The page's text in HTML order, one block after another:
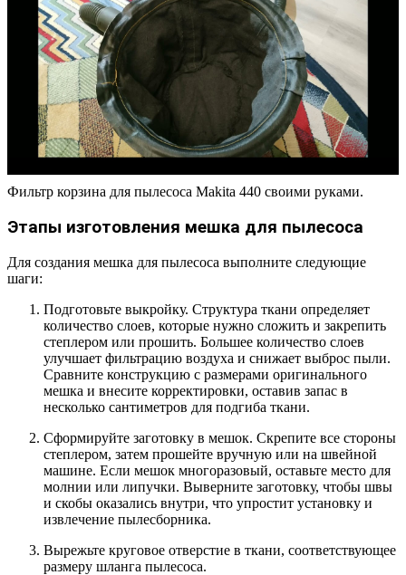
Фильтр корзина для пылесоса Makita 440 своими руками.
Этапы изготовления мешка для пылесоса
Для создания мешка для пылесоса выполните следующие
шаги:
Подготовьте выкройку. Структура ткани определяет
количество слоев, которые нужно сложить и закрепить
степлером или прошить. Большее количество слоев
улучшает фильтрацию воздуха и снижает выброс пыли.
Сравните конструкцию с размерами оригинального
мешка и внесите корректировки, оставив запас в
несколько сантиметров для подгиба ткани.
Сформируйте заготовку в мешок. Скрепите все стороны
степлером, затем прошейте вручную или на швейной
машине. Если мешок многоразовый, оставьте место для
молнии или липучки. Выверните заготовку, чтобы швы
и скобы оказались внутри, что упростит установку и
извлечение пылесборника.
Вырежьте круговое отверстие в ткани, соответствующее
размеру шланга пылесоса.